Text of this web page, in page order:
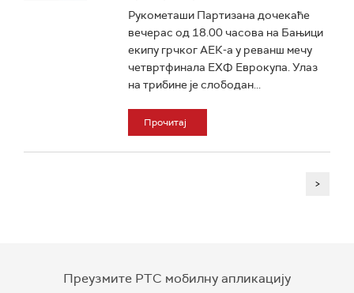
Рукометаши Партизана дочекаће
вечерас од 18.00 часова на Бањици
екипу грчког АЕК-а у реванш мечу
четвртфинала ЕХФ Еврокупа. Улаз
на трибине је слободан...
Прочитај
>
Преузмите РТС мобилну апликацију